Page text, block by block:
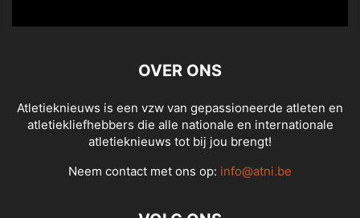
OVER ONS
Atletieknieuws is een vzw van gepassioneerde atleten en
atletiekliefhebbers die alle nationale en internationale
atletieknieuws tot bij jou brengt!
Neem contact met ons op: info@atni.be